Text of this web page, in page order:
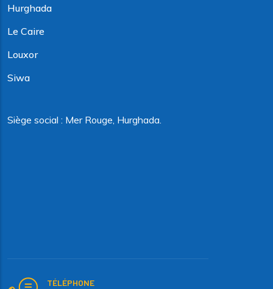
Hurghada
Le Caire
Louxor
Siwa
Siège social : Mer Rouge, Hurghada.
TÉLÉPHONE